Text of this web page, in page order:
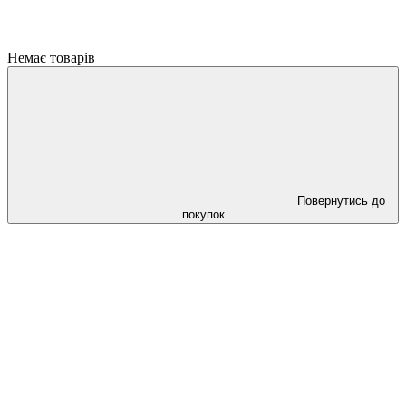
Немає товарів
Повернутись до
покупок